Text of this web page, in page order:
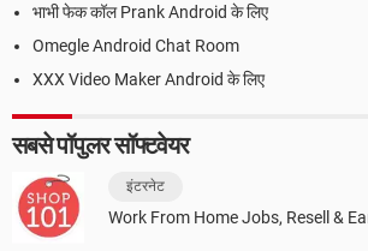
भाभी फेक कॉल Prank Android के लिए
Omegle Android Chat Room
XXX Video Maker Android के लिए
सबसे पॉपुलर सॉफ्टवेयर
इंटरनेट
Work From Home Jobs, Resell &